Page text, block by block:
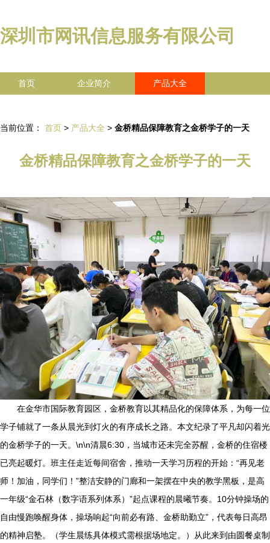
深圳市网讯信息服务有限公司
首页 企业简介 产品大全
当前位置： 首页 > 产品大全 > 金桥精品保障教育之金桥学子的一天
金桥精品保障教育之金桥学子的一天
在金华市国际教育园区，金桥教育以其精品化的保障体系，为每一位
学子铺就了一条从晨光到灯火的有序成长之路。本文纪录了平凡却闪着光
的金桥学子的一天。\n\n清晨6:30，当城市还未完全苏醒，金桥的住宿楼
已亮起暖灯。班主任走近每间宿舍，推动一天学习历程的开始：“再见老
师！加油，同学们！”整洁安静的门廊和一架摆在中央的教学黑板，是高
一年级“金石林（数字语系列体系）”起点课程的晨曦节奏。10分钟操场的
自由慢跑唤醒身体，操场响起“向前必有路、金桥助勤立”，代表每日高昂
的精神启塾。（学生晨练具体模式需根据场地定。）从此来到由圆餐桌制